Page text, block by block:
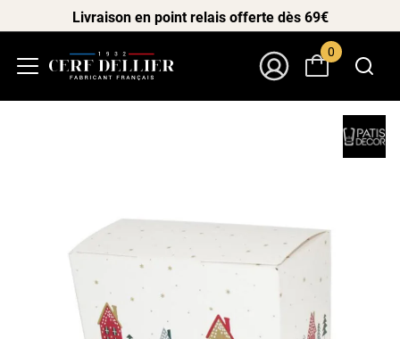
Livraison en point relais offerte dès 69€
0